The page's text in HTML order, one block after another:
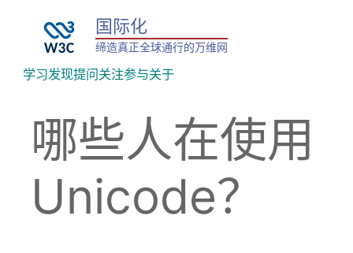
国际化
缔造真正全球通行的万维网
学习发现提问关注参与关于
哪些人在使用
Unicode？